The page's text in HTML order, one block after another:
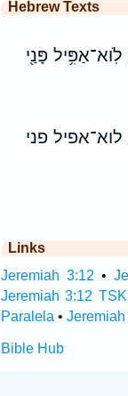
Hebrew Texts
פָּנַ֖י
פני
Links
Jeremiah 3:12 •
Jeremiah 3:12 TSK
Paralela •
Bible Hub